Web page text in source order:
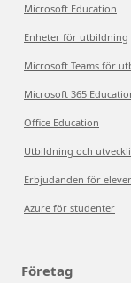
Microsoft Education
Enheter för utbildning
Microsoft Teams för
Microsoft 365
Office Education
Utbildning och
Erbjudanden för
Azure för studenter
Företag